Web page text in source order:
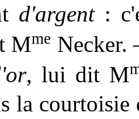
d'argent:
Mme Necker.
, lui dit M
la courtoisie